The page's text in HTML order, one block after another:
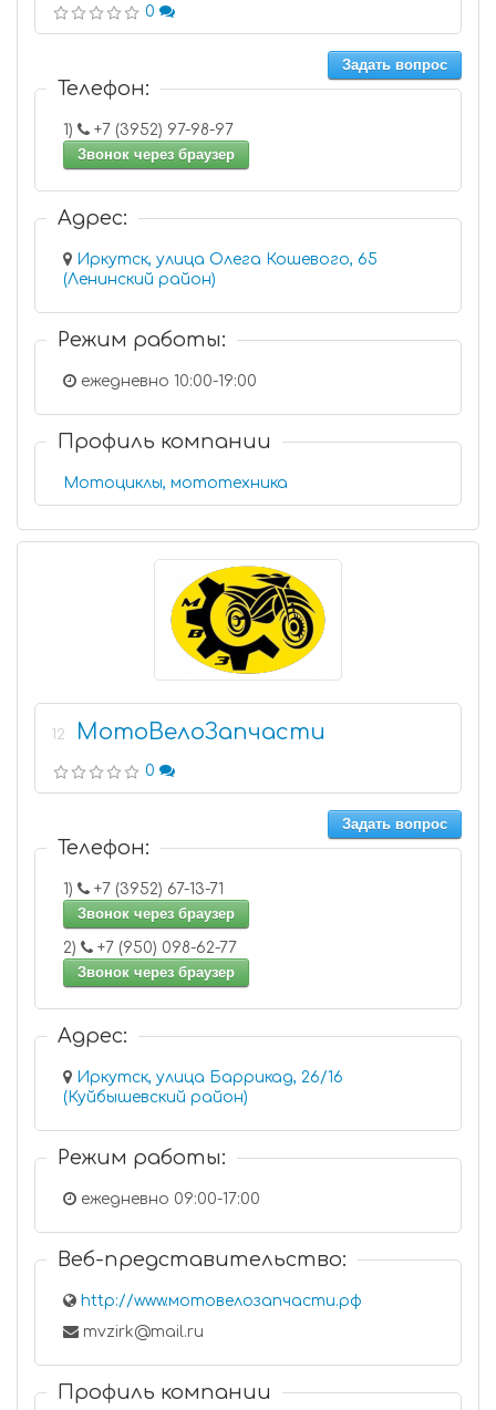
0
Задать вопрос
Телефон:
1)
+7 (3952) 97-98-97
Звонок через браузер
Адрес:
Иркутск, улица Олега Кошевого, 65
(Ленинский район)
Режим работы:
ежедневно 10:00-19:00
Профиль компании
Мотоциклы, мототехника
12 МотоВелоЗапчасти
0
Задать вопрос
Телефон:
1)
+7 (3952) 67-13-71
Звонок через браузер
2)
+7 (950) 098-62-77
Звонок через браузер
Адрес:
Иркутск, улица Баррикад, 26/16
(Куйбышевский район)
Режим работы:
ежедневно 09:00-17:00
Веб-представительство:
http://www.мотовелозапчасти.рф
mvzirk@mail.ru
Профиль компании